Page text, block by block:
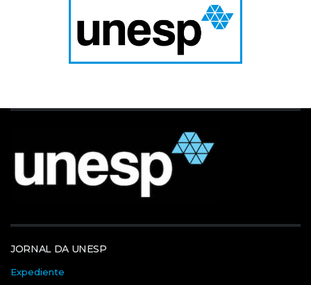
JORNAL DA UNESP
Expediente